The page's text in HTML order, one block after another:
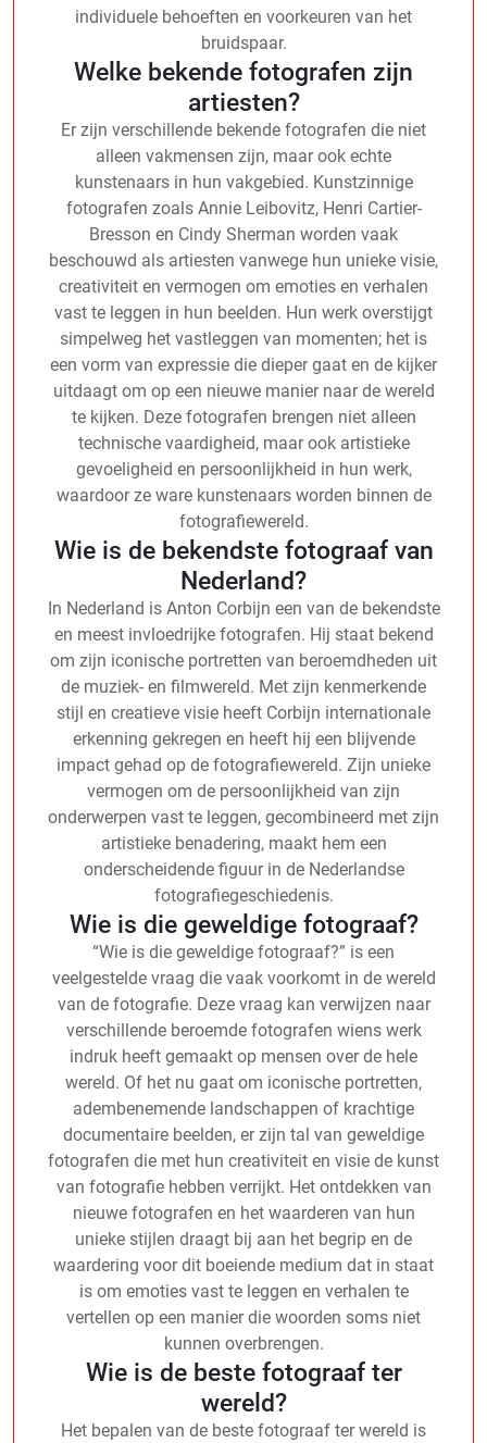
individuele behoeften en voorkeuren van het
bruidspaar.
Welke bekende fotografen zijn
artiesten?
Er zijn verschillende bekende fotografen die niet
alleen vakmensen zijn, maar ook echte
kunstenaars in hun vakgebied. Kunstzinnige
fotografen zoals Annie Leibovitz, Henri Cartier-
Bresson en Cindy Sherman worden vaak
beschouwd als artiesten vanwege hun unieke visie,
creativiteit en vermogen om emoties en verhalen
vast te leggen in hun beelden. Hun werk overstijgt
simpelweg het vastleggen van momenten; het is
een vorm van expressie die dieper gaat en de kijker
uitdaagt om op een nieuwe manier naar de wereld
te kijken. Deze fotografen brengen niet alleen
technische vaardigheid, maar ook artistieke
gevoeligheid en persoonlijkheid in hun werk,
waardoor ze ware kunstenaars worden binnen de
fotografiewereld.
Wie is de bekendste fotograaf van
Nederland?
In Nederland is Anton Corbijn een van de bekendste
en meest invloedrijke fotografen. Hij staat bekend
om zijn iconische portretten van beroemdheden uit
de muziek- en filmwereld. Met zijn kenmerkende
stijl en creatieve visie heeft Corbijn internationale
erkenning gekregen en heeft hij een blijvende
impact gehad op de fotografiewereld. Zijn unieke
vermogen om de persoonlijkheid van zijn
onderwerpen vast te leggen, gecombineerd met zijn
artistieke benadering, maakt hem een
onderscheidende figuur in de Nederlandse
fotografiegeschiedenis.
Wie is die geweldige fotograaf?
“Wie is die geweldige fotograaf?” is een
veelgestelde vraag die vaak voorkomt in de wereld
van de fotografie. Deze vraag kan verwijzen naar
verschillende beroemde fotografen wiens werk
indruk heeft gemaakt op mensen over de hele
wereld. Of het nu gaat om iconische portretten,
adembenemende landschappen of krachtige
documentaire beelden, er zijn tal van geweldige
fotografen die met hun creativiteit en visie de kunst
van fotografie hebben verrijkt. Het ontdekken van
nieuwe fotografen en het waarderen van hun
unieke stijlen draagt bij aan het begrip en de
waardering voor dit boeiende medium dat in staat
is om emoties vast te leggen en verhalen te
vertellen op een manier die woorden soms niet
kunnen overbrengen.
Wie is de beste fotograaf ter
wereld?
Het bepalen van de beste fotograaf ter wereld is